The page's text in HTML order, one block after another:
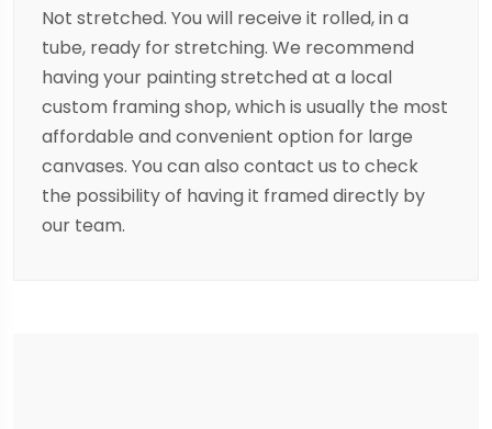
Not stretched. You will receive it rolled, in a
tube, ready for stretching. We recommend
having your painting stretched at a local
custom framing shop, which is usually the most
affordable and convenient option for large
canvases. You can also contact us to check
the possibility of having it framed directly by
our team.